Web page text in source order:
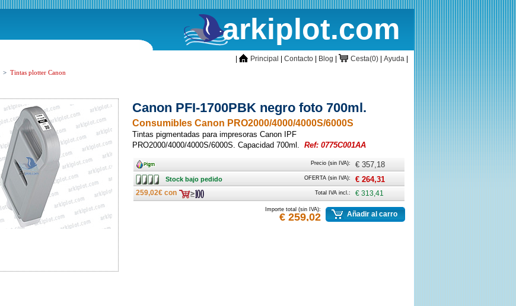
arkiplot.com
inicioPrincipal Contacto Blog CestaCesta(0) Ayuda
> Tintas plotter Canon
Canon PFI-1700PBK negro foto 700ml.
Consumibles Canon PRO2000/4000/4000S/6000S
Tintas pigmentadas para impresoras Canon IPF
PRO2000/4000/4000S/6000S. Capacidad 700ml. Ref: 0775C001AA
Ancho Precio (sin IVA): € 357,18
Stock
bajo
pedido
Stock bajo pedido OFERTA (sin IVA): € 264,31
259,02€ con Total IVA incl.: € 313,41
Importe total (sin IVA):
€ 259,02 Añadir al carro